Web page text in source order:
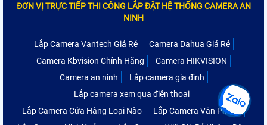
ĐƠN VỊ TRỰC TIẾP THI CÔNG LẮP ĐẶT HỆ THỐNG CAMERA AN
NINH
Lắp Camera Vantech Giá Rẻ
Camera Dahua Giá Rẻ
Camera Kbvision Chính Hãng
Camera HIKVISION
Camera an ninh
Lắp camera gia đình
Lắp camera xem qua điện thoại
Lắp Camera Cửa Hàng Loại Nào
Lắp Camera Văn Phòng